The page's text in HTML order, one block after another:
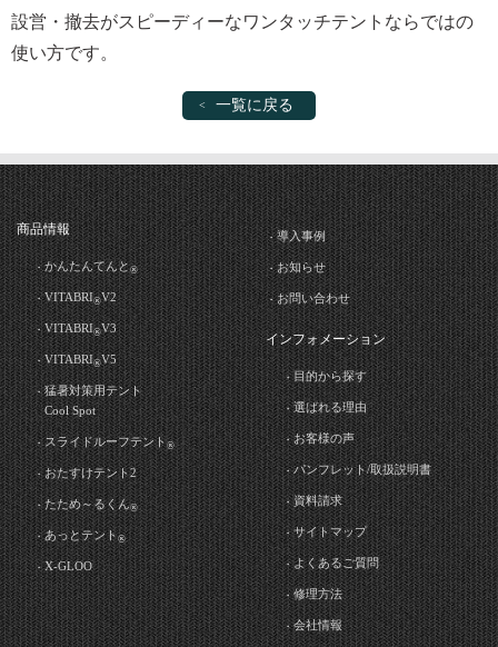
設営・撤去がスピーディーなワンタッチテントならではの
使い方です。
一覧に戻る
商品情報
かんたんてんと®
VITABRI®V2
VITABRI®V3
VITABRI®V5
猛暑対策用テント
Cool Spot
スライドルーフテント®
おたすけテント2
たため～るくん®
あっとテント®
X-GLOO
導入事例
お知らせ
お問い合わせ
インフォメーション
目的から探す
選ばれる理由
お客様の声
パンフレット/取扱説明書
資料請求
サイトマップ
よくあるご質問
修理方法
会社情報